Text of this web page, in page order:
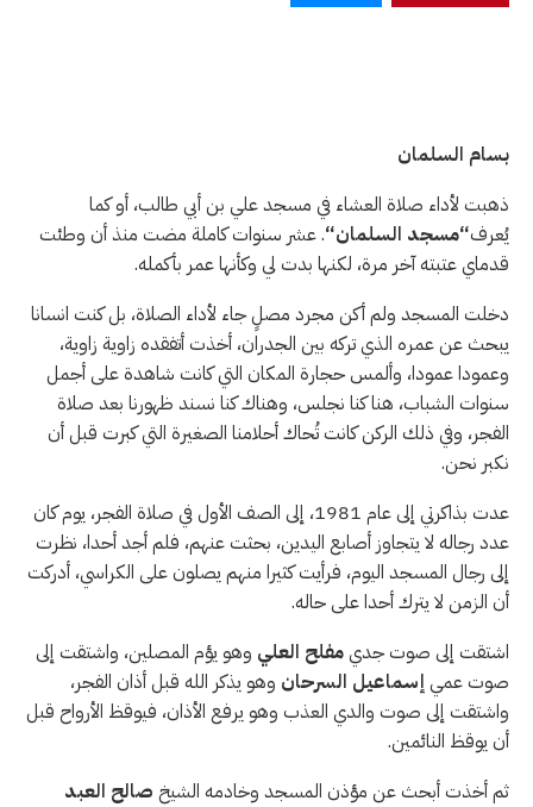
بسام السلمان
ذهبت لأداء صلاة العشاء في مسجد علي بن أبي طالب، أو كما
يُعرف“مسجد السلمان“. عشر سنوات كاملة مضت منذ أن وطئت
قدماي عتبته آخر مرة، لكنها بدت لي وكأنها عمر بأكمله.
دخلت المسجد ولم أكن مجرد مصلٍ جاء لأداء الصلاة، بل كنت انسانا
يبحث عن عمره الذي تركه بين الجدران، أخذت أتفقده زاوية زاوية،
وعمودا عمودا، وألمس حجارة المكان التي كانت شاهدة على أجمل
سنوات الشباب، هنا كنا نجلس، وهناك كنا نسند ظهورنا بعد صلاة
الفجر، وفي ذلك الركن كانت تُحاك أحلامنا الصغيرة التي كبرت قبل أن
نكبر نحن.
عدت بذاكرتي إلى عام 1981، إلى الصف الأول في صلاة الفجر، يوم كان
عدد رجاله لا يتجاوز أصابع اليدين، بحثت عنهم، فلم أجد أحدا، نظرت
إلى رجال المسجد اليوم، فرأيت كثيرا منهم يصلون على الكراسي، أدركت
أن الزمن لا يترك أحدا على حاله.
اشتقت إلى صوت جديمفلح العلي وهو يؤم المصلين، واشتقت إلى
صوت عميإسماعيل السرحان وهو يذكر الله قبل أذان الفجر،
واشتقت إلى صوت والدي العذب وهو يرفع الأذان، فيوقظ الأرواح قبل
أن يوقظ النائمين.
ثم أخذت أبحث عن مؤذن المسجد وخادمه الشيخ صالح العبد